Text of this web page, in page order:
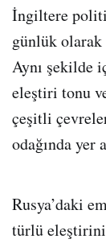
İngiltere
günlük olarak
Aynı şekilde
eleştiri tonu
çeşitli
odağında yer
Rusya’daki
türlü